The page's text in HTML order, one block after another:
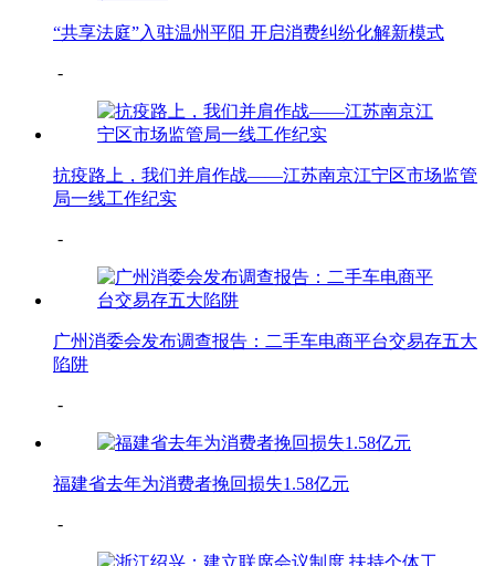
“共享法庭”入驻温州平阳 开启消费纠纷化解新模式
-
抗疫路上，我们并肩作战——江苏南京江宁区市场监管
局一线工作纪实
-
广州消委会发布调查报告：二手车电商平台交易存五大
陷阱
-
福建省去年为消费者挽回损失1.58亿元
-